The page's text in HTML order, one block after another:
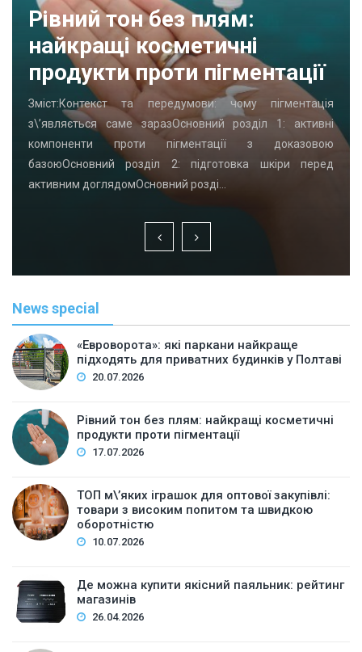
Рівний тон без плям:
найкращі косметичні
продукти проти пігментації
Зміст:Контекст та передумови: чому пігментація
з\’являється саме заразОсновний розділ 1: активні
компоненти проти пігментації з доказовою
базоюОсновний розділ 2: підготовка шкіри перед
активним доглядомОсновний розді…
News special
«Евроворота»: які паркани найкраще
підходять для приватних будинків у Полтаві
20.07.2026
Рівний тон без плям: найкращі косметичні
продукти проти пігментації
17.07.2026
ТОП м\’яких іграшок для оптової закупівлі:
товари з високим попитом та швидкою
оборотністю
10.07.2026
Де можна купити якісний паяльник: рейтинг
магазинів
26.04.2026